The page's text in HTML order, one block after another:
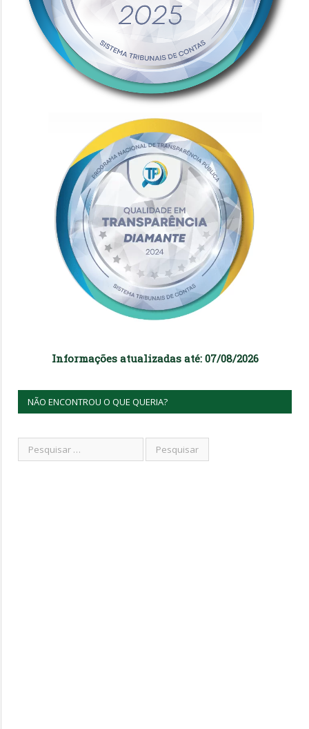
Informações atualizadas até: 07/08/2026
NÃO ENCONTROU O QUE QUERIA?